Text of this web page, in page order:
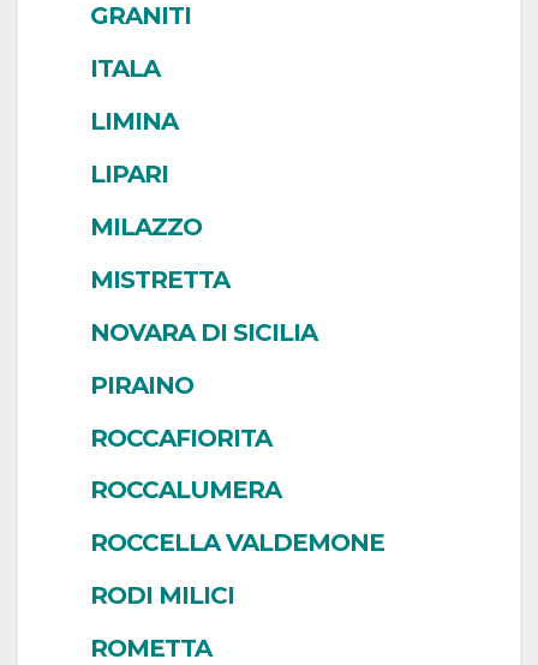
GRANITI
ITALA
LIMINA
LIPARI
MILAZZO
MISTRETTA
NOVARA DI SICILIA
PIRAINO
ROCCAFIORITA
ROCCALUMERA
ROCCELLA VALDEMONE
RODI MILICI
ROMETTA